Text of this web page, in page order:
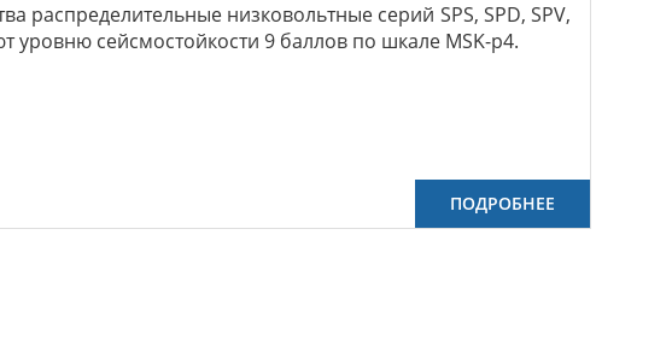
распределительные низковольтные серий SPS, SPD, SPV,
уровню сейсмостойкости 9 баллов по шкале MSK-р4.
ПОДРОБНЕЕ